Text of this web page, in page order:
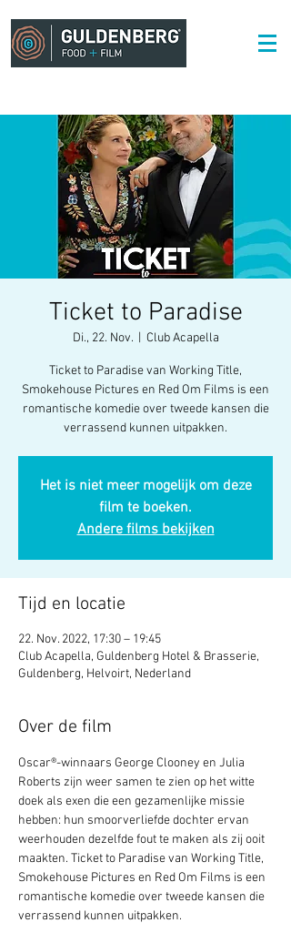
Ticket to Paradise
Di., 22. Nov.
  |
Club Acapella
Ticket to Paradise van Working Title,
Smokehouse Pictures en Red Om Films is een
romantische komedie over tweede kansen die
verrassend kunnen uitpakken.
Het is niet meer mogelijk om deze
film te boeken.
Andere films bekijken
Tijd en locatie
22. Nov. 2022, 17:30 – 19:45
Club Acapella, Guldenberg Hotel & Brasserie,
Guldenberg, Helvoirt, Nederland
Over de film
Oscar®-winnaars George Clooney en Julia
Roberts zijn weer samen te zien op het witte
doek als exen die een gezamenlijke missie
hebben: hun smoorverliefde dochter ervan
weerhouden dezelfde fout te maken als zij ooit
maakten. Ticket to Paradise van Working Title,
Smokehouse Pictures en Red Om Films is een
romantische komedie over tweede kansen die
verrassend kunnen uitpakken.